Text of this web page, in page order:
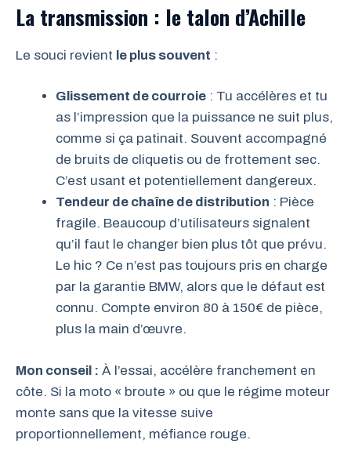
La transmission : le talon d’Achille
Le souci revient le plus souvent :
Glissement de courroie : Tu accélères et tu
as l’impression que la puissance ne suit plus,
comme si ça patinait. Souvent accompagné
de bruits de cliquetis ou de frottement sec.
C’est usant et potentiellement dangereux.
Tendeur de chaîne de distribution : Pièce
fragile. Beaucoup d’utilisateurs signalent
qu’il faut le changer bien plus tôt que prévu.
Le hic ? Ce n’est pas toujours pris en charge
par la garantie BMW, alors que le défaut est
connu. Compte environ 80 à 150€ de pièce,
plus la main d’œuvre.
Mon conseil : À l’essai, accélère franchement en
côte. Si la moto « broute » ou que le régime moteur
monte sans que la vitesse suive
proportionnellement, méfiance rouge.